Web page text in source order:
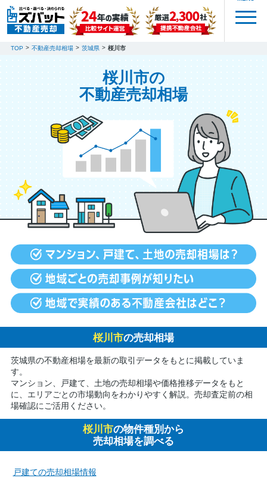
TOP 不動産売却相場 茨城県 桜川市
桜川市の
不動産売却相場
桜川市の売却相場
茨城県の不動産相場を最新の取引データをもとに掲載していま
す。
マンション、戸建て、土地の売却相場や価格推移データをもと
に、エリアごとの市場動向をわかりやすく解説。売却査定前の相
場確認にご活用ください。
桜川市の物件種別から
売却相場を調べる
戸建ての売却相場情報